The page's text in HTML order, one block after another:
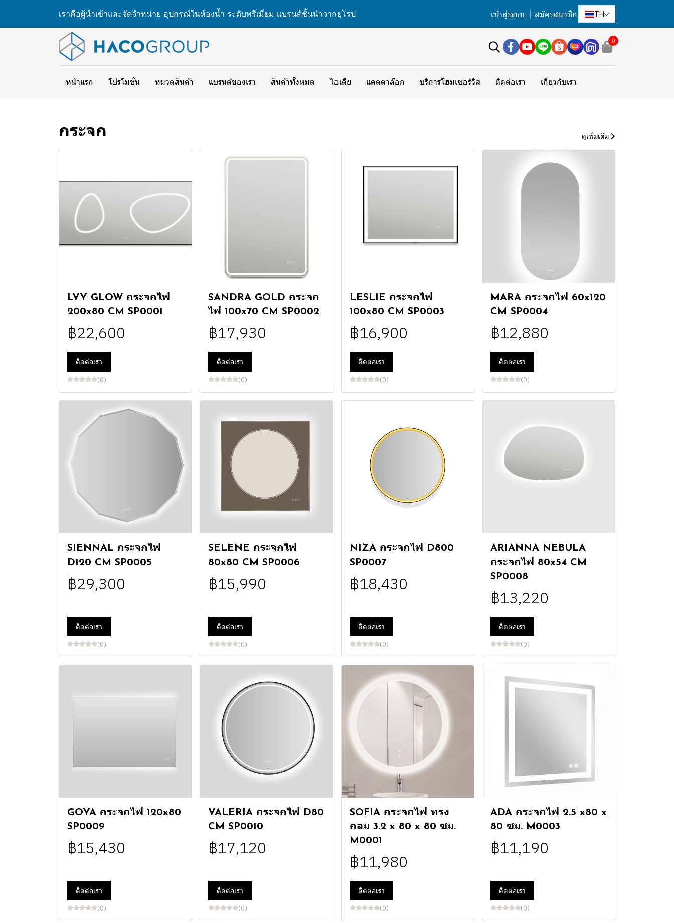
เราคือผู้นำเข้าและจัดจำหน่าย อุปกรณ์ในห้องน้ำ ระดับพรีเมี่ยม แบรนด์ชั้นนำจากยุโรป เข้าสู่ระบบ สมัครสมาชิก TH
0
หน้าแรก โปรโมชั่น หมวดสินค้า แบรนด์ของเรา สินค้าทั้งหมด ไอเดีย แคตตาล๊อก บริการโฮมเซอร์วิส ติดต่อเรา เกี่ยวกับเรา
กระจก ดูเพิ่มเติม
LVY GLOW กระจกไฟ
200x80 CM SP0001
฿22,600
ติดต่อเรา
(0)
SANDRA GOLD กระจก
ไฟ 100x70 CM SP0002
฿17,930
ติดต่อเรา
(0)
LESLIE กระจกไฟ
100x80 CM SP0003
฿16,900
ติดต่อเรา
(0)
MARA กระจกไฟ 60x120
CM SP0004
฿12,880
ติดต่อเรา
(0)
SIENNAL กระจกไฟ
D120 CM SP0005
฿29,300
ติดต่อเรา
(0)
SELENE กระจกไฟ
80x80 CM SP0006
฿15,990
ติดต่อเรา
(0)
NIZA กระจกไฟ D800
SP0007
฿18,430
ติดต่อเรา
(0)
ARIANNA NEBULA
กระจกไฟ 80x54 CM
SP0008
฿13,220
ติดต่อเรา
(0)
GOYA กระจกไฟ 120x80
SP0009
฿15,430
ติดต่อเรา
(0)
VALERIA กระจกไฟ D80
CM SP0010
฿17,120
ติดต่อเรา
(0)
SOFIA กระจกไฟ ทรง
กลม 3.2 x 80 x 80 ซม.
M0001
฿11,980
ติดต่อเรา
(0)
ADA กระจกไฟ 2.5 x80 x
80 ซม. M0003
฿11,190
ติดต่อเรา
(0)